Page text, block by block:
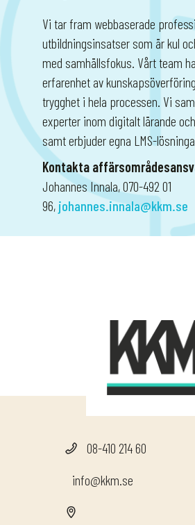
Vi tar fram webbaserade
utbildningsinsatser som är kul
med samhällsfokus. Vårt team
erfarenhet av
trygghet i hela processen. Vi
experter inom digitalt lärande
samt erbjuder egna LMS-
Kontakta
Johannes Innala, 070-492 01
96, johannes.innala@kkm.se
08-410 214 60
info@kkm.se